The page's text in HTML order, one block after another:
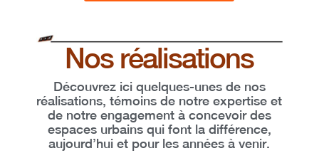
Nos réalisations
Découvrez ici quelques-unes de nos
réalisations, témoins de notre expertise et
de notre engagement à concevoir des
espaces urbains qui font la différence,
aujourd’hui et pour les années à venir.